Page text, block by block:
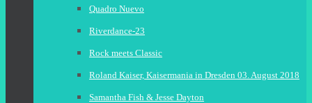
Quadro Nuevo
Riverdance-23
Rock meets Classic
Roland Kaiser, Kaisermania in Dresden 03. August 2018
Samantha Fish & Jesse Dayton